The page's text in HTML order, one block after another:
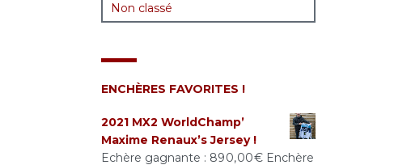
Non classé
ENCHÈRES FAVORITES !
2021 MX2 WorldChamp’
Maxime Renaux’s Jersey !
Echère gagnante : 890,00€ Enchère